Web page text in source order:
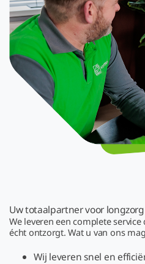
Uw totaalpartner voor longzorg
We leveren een complete
écht ontzorgt. Wat u van ons
Wij leveren snel en